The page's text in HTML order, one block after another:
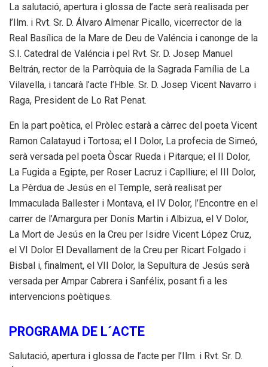
La salutació, apertura i glossa de l’acte serà realisada per
l’Ilm. i Rvt. Sr. D. Álvaro Almenar Picallo, vicerrector de la
Real Basílica de la Mare de Deu de Valéncia i canonge de la
S.I. Catedral de Valéncia i pel Rvt. Sr. D. Josep Manuel
Beltrán, rector de la Parròquia de la Sagrada Família de La
Vilavella, i tancarà l’acte l’Hble. Sr. D. Josep Vicent Navarro i
Raga, President de Lo Rat Penat.
En la part poètica, el Pròlec estarà a càrrec del poeta Vicent
Ramon Calatayud i Tortosa; el I Dolor, La profecia de Simeó,
serà versada pel poeta Òscar Rueda i Pitarque; el II Dolor,
La Fugida a Egipte, per Roser Lacruz i Caplliure; el III Dolor,
La Pèrdua de Jesús en el Temple, serà realisat per
Immaculada Ballester i Montava, el IV Dolor, l’Encontre en el
carrer de l’Amargura per Donís Martin i Albizua, el V Dolor,
La Mort de Jesús en la Creu per Isidre Vicent López Cruz,
el VI Dolor El Devallament de la Creu per Ricart Folgado i
Bisbal i, finalment, el VII Dolor, la Sepultura de Jesús serà
versada per Ampar Cabrera i Sanfélix, posant fi a les
intervencions poètiques.
PROGRAMA DE L´ACTE
Salutació, apertura i glossa de l’acte per l’Ilm. i Rvt. Sr. D.